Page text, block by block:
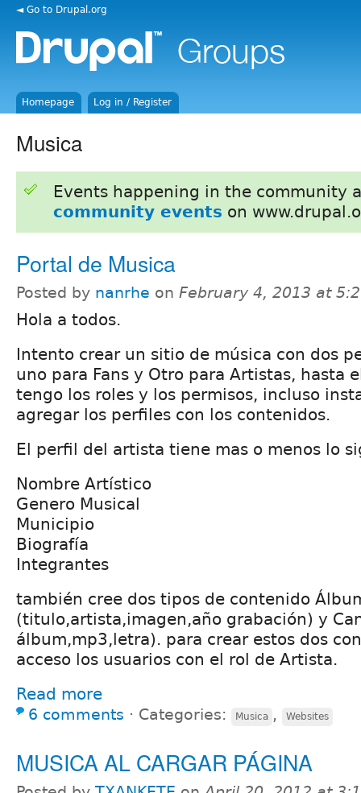
◄ Go to Drupal.org
Homepage Log in / Register
Musica
Events happening in the community
community events on
Portal de Musica
Posted by nanrhe on February 4, 2013 at
Hola a todos.
Intento crear un sitio de música con dos
uno para Fans y Otro para Artistas, hasta
tengo los roles y los permisos, incluso
agregar los perfiles con los contenidos.
El perfil del artista tiene mas o menos lo
Nombre Artístico
Genero Musical
Municipio
Biografía
Integrantes
también cree dos tipos de contenido
(titulo,artista,imagen,año grabación) y
álbum,mp3,letra). para crear estos dos
acceso los usuarios con el rol de Artista.
Read more
6 comments ⋅ Categories: Musica , Websites
MUSICA AL CARGAR PÁGINA